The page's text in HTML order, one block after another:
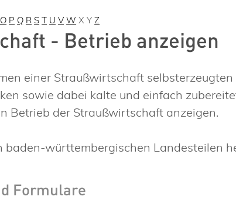
O P Q R S T U V W X Y Z
- Betrieb anzeigen
einer Straußwirtschaft
sowie dabei kalte und einfach
Betrieb der Straußwirtschaft anzeigen.
baden-württembergischen Landesteilen
Formulare